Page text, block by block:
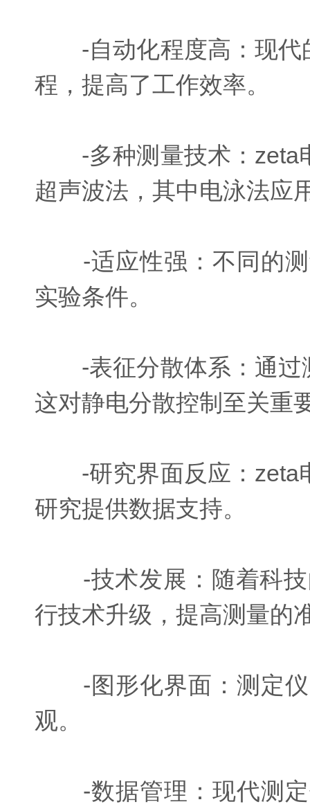
-自动化程度高：现代
程，提高了工作效率。
-多种测量技术：zeta
超声波法，其中电泳法应
-适应性强：不同的测
实验条件。
-表征分散体系：通过
这对静电分散控制至关重
-研究界面反应：zeta
研究提供数据支持。
-技术发展：随着科技
行技术升级，提高测量的
-图形化界面：测定仪
观。
-数据管理：现代测定